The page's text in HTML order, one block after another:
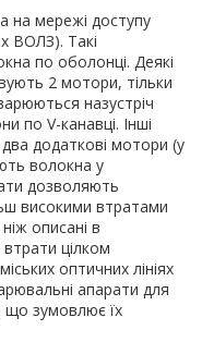
на мережі доступу
ВОЛЗ). Такі
по оболонці. Деякі
2 мотори, тільки
назустріч
по V-канавці. Інші
додаткові мотори (у
волокна у
дозволяють
високими втратами
описані в
цілком
оптичних лініях
апарати для
що зумовлює їх